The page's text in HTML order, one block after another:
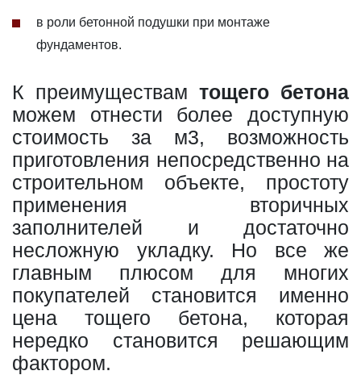
в роли бетонной подушки при монтаже
фундаментов.
К преимуществам тощего бетона
можем отнести более доступную
стоимость за м3, возможность
приготовления непосредственно на
строительном объекте, простоту
применения вторичных
заполнителей и достаточно
несложную укладку. Но все же
главным плюсом для многих
покупателей становится именно
цена тощего бетона, которая
нередко становится решающим
фактором.